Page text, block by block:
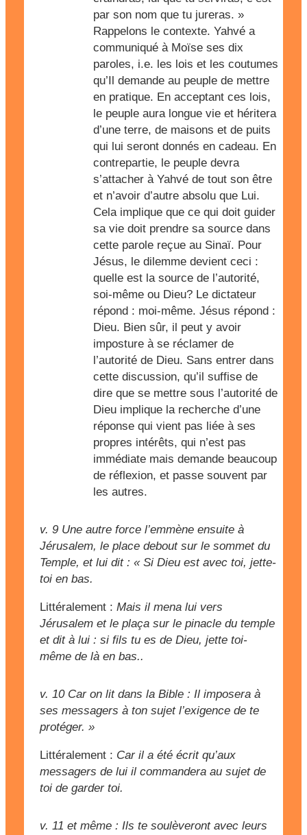
par son nom que tu jureras. »
Rappelons le contexte. Yahvé a
communiqué à Moïse ses dix
paroles, i.e. les lois et les coutumes
qu’Il demande au peuple de mettre
en pratique. En acceptant ces lois,
le peuple aura longue vie et héritera
d’une terre, de maisons et de puits
qui lui seront donnés en cadeau. En
contrepartie, le peuple devra
s’attacher à Yahvé de tout son être
et n’avoir d’autre absolu que Lui.
Cela implique que ce qui doit guider
sa vie doit prendre sa source dans
cette parole reçue au Sinaï. Pour
Jésus, le dilemme devient ceci :
quelle est la source de l’autorité,
soi-même ou Dieu? Le dictateur
répond : moi-même. Jésus répond :
Dieu. Bien sûr, il peut y avoir
imposture à se réclamer de
l’autorité de Dieu. Sans entrer dans
cette discussion, qu’il suffise de
dire que se mettre sous l’autorité de
Dieu implique la recherche d’une
réponse qui vient pas liée à ses
propres intérêts, qui n’est pas
immédiate mais demande beaucoup
de réflexion, et passe souvent par
les autres.
v. 9 Une autre force l’emmène ensuite à
Jérusalem, le place debout sur le sommet du
Temple, et lui dit : « Si Dieu est avec toi, jette-
toi en bas.
Littéralement : Mais il mena lui vers
Jérusalem et le plaça sur le pinacle du temple
et dit à lui : si fils tu es de Dieu, jette toi-
même de là en bas..
v. 10Car on lit dans la Bible : Il imposera à
ses messagers à ton sujet l’exigence de te
protéger. »
Littéralement : Car il a été écrit qu’aux
messagers de lui il commandera au sujet de
toi de garder toi.
v. 11 et même : Ils te soulèveront avec leurs